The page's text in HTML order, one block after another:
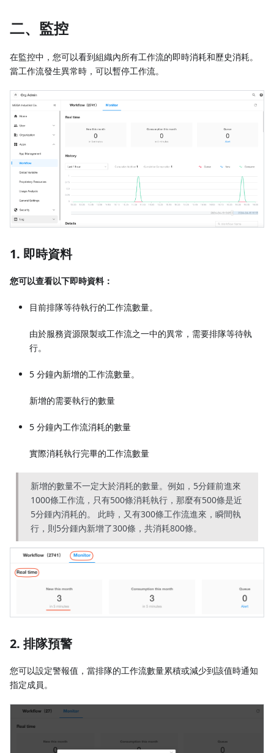
二、監控
在監控中，您可以看到組織內所有工作流的即時消耗和歷史消耗。
當工作流發生異常時，可以暫停工作流。
1. 即時資料
您可以查看以下即時資料：
目前排隊等待執行的工作流數量。
由於服務資源限製或工作流之一中的異常，需要排隊等待執
行。
5 分鐘內新增的工作流數量。
新增的需要執行的數量
5 分鐘內工作流消耗的數量
實際消耗執行完畢的工作流數量
新增的數量不一定大於消耗的數量。例如，5分鍾前進來
1000條工作流，只有500條消耗執行，那麼有500條是近
5分鍾內消耗的。 此時，又有300條工作流進來，瞬間執
行，則5分鍾內新增了300條，共消耗800條。
2. 排隊預警
您可以設定警報值，當排隊的工作流數量累積或減少到該值時通知
指定成員。